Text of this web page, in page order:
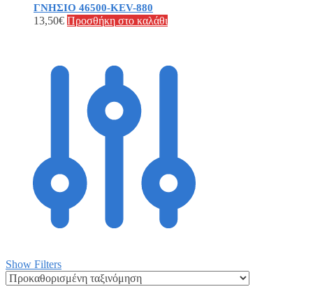
ΓΝΗΣΙΟ 46500-KEV-880
13,50€ Προσθήκη στο καλάθι
Show Filters